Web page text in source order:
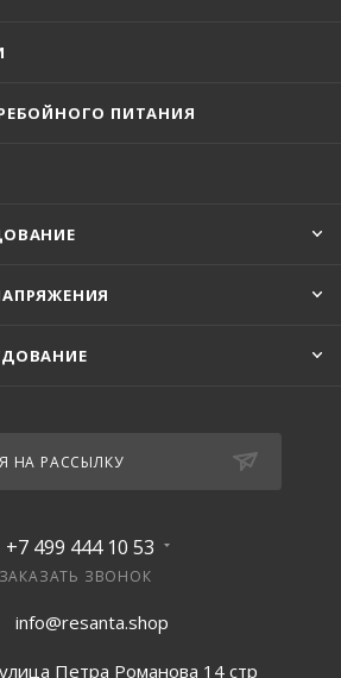
ПИТАНИЯ
НА РАССЫЛКУ
+7 499 444 10 53
ЗАКАЗАТЬ ЗВОНОК
info@resanta.shop
Петра Романова 14 стр